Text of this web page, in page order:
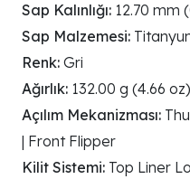
Sap Kalınlığı: 12.70 mm
Sap Malzemesi:
Renk: Gri
Ağırlık: 132.00 g (4.66 oz)
Açılım Mekanizması:
| Front Flipper
Kilit Sistemi: Top Liner